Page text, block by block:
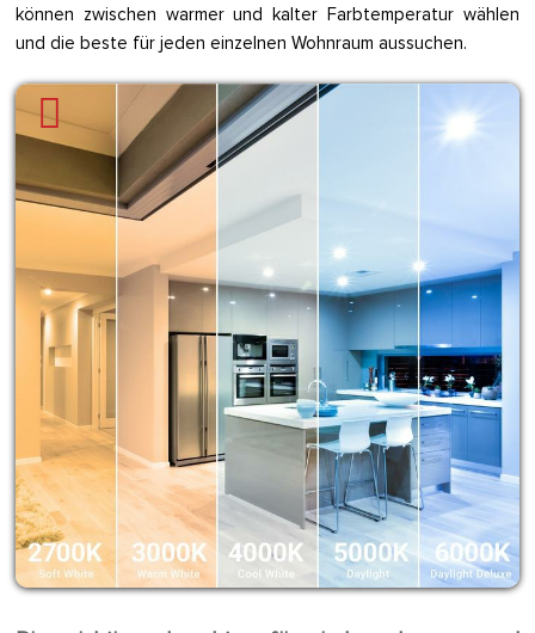
können zwischen warmer und kalter Farbtemperatur wählen
und die beste für jeden einzelnen Wohnraum aussuchen.